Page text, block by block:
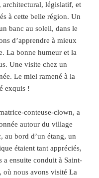
législatif, et
à cette belle région. Un
banc au soleil, dans le
d’apprendre à mieux
La bonne humeur et la
Une visite chez un
Le miel ramené à la
exquis !
conteuse-clown, a
autour du village
au bord d’un étang, un
étaient tant appréciés,
ensuite conduit à Saint-
où nous avons visité La